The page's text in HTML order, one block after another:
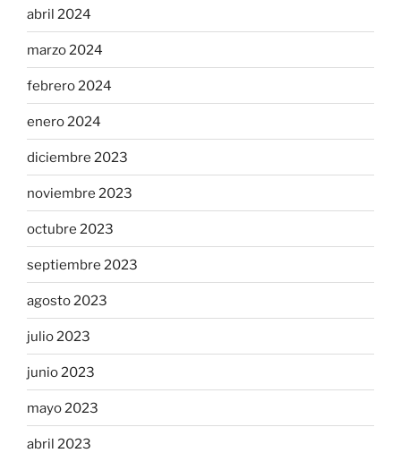
abril 2024
marzo 2024
febrero 2024
enero 2024
diciembre 2023
noviembre 2023
octubre 2023
septiembre 2023
agosto 2023
julio 2023
junio 2023
mayo 2023
abril 2023